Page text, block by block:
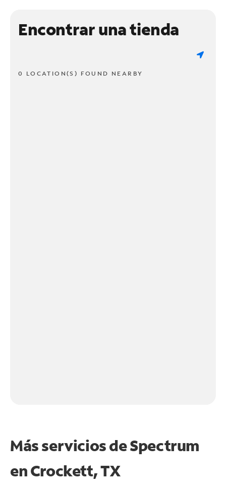
Encontrar una tienda
0 LOCATION(S) FOUND NEARBY
Más servicios de Spectrum
enCrockett, TX